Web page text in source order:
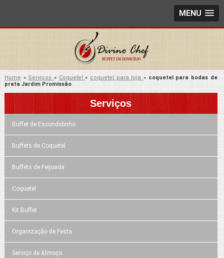
MENU
Home » Serviços » Coquetel» coquetel para loja » coquetel para bodas de
prata Jardim Promissão
Serviços
Buffet de Escondidinho
Buffets de Coquetel
Buffets de Feijoada
Coquetel
Kit Buffet
Organização de Festa
Serviço de Almoço